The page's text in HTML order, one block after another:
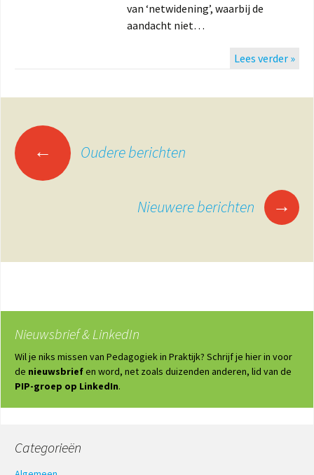
van ‘netwidening’, waarbij de
aandacht niet…
Lees verder »
Berichtennavigatie
← Oudere berichten
Nieuwere berichten →
Nieuwsbrief & LinkedIn
Wil je niks missen van Pedagogiek in Praktijk? Schrijf je hier in voor
de nieuwsbriefen word, net zoals duizenden anderen, lid van de
PIP-groep op LinkedIn.
Categorieën